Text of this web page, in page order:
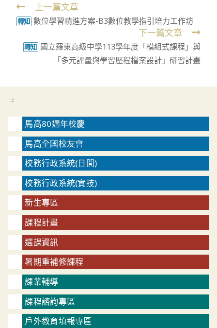
Read
more
上一篇文章
轉知 數位學習精進方案-B3數位教學指引培力工作坊
下一篇文章
轉知 國立羅東高級中學113學年度「模組式課程」與
「多元評量與學習歷程檔案設計」研習計畫
:::
馬高80週年校慶
馬高全國校友會
校務行政系統(日間)
校務行政系統(實技)
新生專區
課程計畫
選課資訊
暑期重補修課程
課業輔導
課程諮詢專區
戶外教育填報專區